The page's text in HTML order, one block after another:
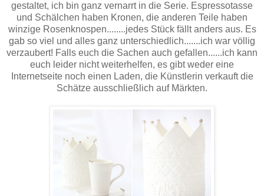
gestaltet, ich bin ganz vernarrt in die Serie. Espressotasse
und Schälchen haben Kronen, die anderen Teile haben
winzige Rosenknospen........jedes Stück fällt anders aus. Es
gab so viel und alles ganz unterschiedlich.......ich war völlig
verzaubert! Falls euch die Sachen auch gefallen......ich kann
euch leider nicht weiterhelfen, es gibt weder eine
Internetseite noch einen Laden, die Künstlerin verkauft die
Schätze ausschließlich auf Märkten.